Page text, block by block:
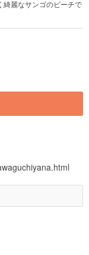
綺麗なサンゴのビーチで